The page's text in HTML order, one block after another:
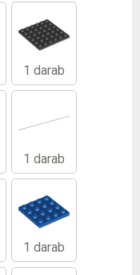
1 darab
1 darab
1 darab